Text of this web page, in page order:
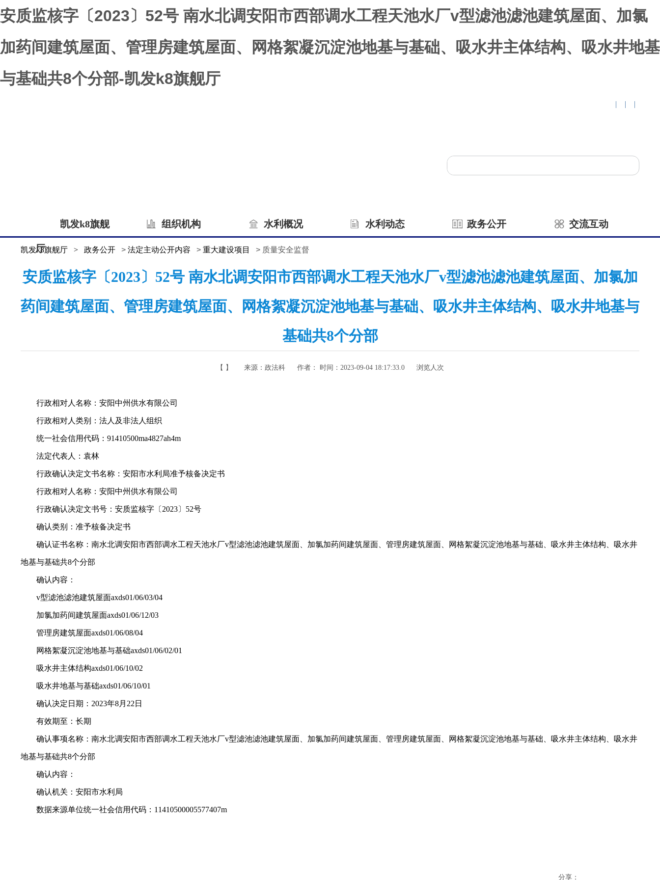
安质监核字〔2023〕52号 南水北调安阳市西部调水工程天池水厂v型滤池滤池建筑屋面、加氯
加药间建筑屋面、管理房建筑屋面、网格絮凝沉淀池地基与基础、吸水井主体结构、吸水井地基
与基础共8个分部-凯发k8旗舰厅
| | |
凯发k8旗舰
厅
组织机构 水利概况 水利动态 政务公开 交流互动
凯发k8旗舰厅 > 政务公开 > 法定主动公开内容 > 重大建设项目 > 质量安全监督
安质监核字〔2023〕52号 南水北调安阳市西部调水工程天池水厂v型滤池滤池建筑屋面、加氯加
药间建筑屋面、管理房建筑屋面、网格絮凝沉淀池地基与基础、吸水井主体结构、吸水井地基与
基础共8个分部
【 】 来源： 政法科 作者： 时间： 2023-09-04 18:17:33.0 浏览人次
行政相对人名称：安阳中州供水有限公司
行政相对人类别：法人及非法人组织
统一社会信用代码：91410500ma4827ah4m
法定代表人：袁林
行政确认决定文书名称：安阳市水利局准予核备决定书
行政相对人名称：安阳中州供水有限公司
行政确认决定文书号：安质监核字〔2023〕52号
确认类别：准予核备决定书
确认证书名称：南水北调安阳市西部调水工程天池水厂v型滤池滤池建筑屋面、加氯加药间建筑屋面、管理房建筑屋面、网格絮凝沉淀池地基与基础、吸水井主体结构、吸水井
地基与基础共8个分部
确认内容：
v型滤池滤池建筑屋面axds01/06/03/04
加氯加药间建筑屋面axds01/06/12/03
管理房建筑屋面axds01/06/08/04
网格絮凝沉淀池地基与基础axds01/06/02/01
吸水井主体结构axds01/06/10/02
吸水井地基与基础axds01/06/10/01
确认决定日期：2023年8月22日
有效期至：长期
确认事项名称：南水北调安阳市西部调水工程天池水厂v型滤池滤池建筑屋面、加氯加药间建筑屋面、管理房建筑屋面、网格絮凝沉淀池地基与基础、吸水井主体结构、吸水井
地基与基础共8个分部
确认内容：
确认机关：安阳市水利局
数据来源单位统一社会信用代码：11410500005577407m
分享：